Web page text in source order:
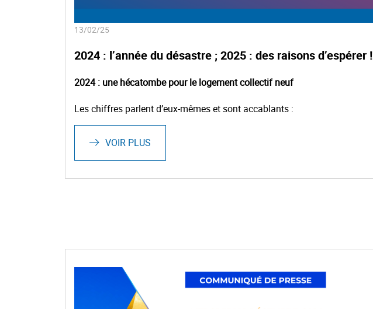
13/02/25
2024 : l’année du désastre ; 2025 : des raisons d’espérer !
2024 : une hécatombe pour le logement collectif neuf
Les chiffres parlent d’eux-mêmes et sont accablants :
VOIR PLUS